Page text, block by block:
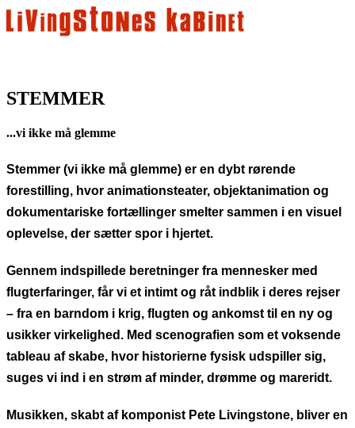
STEMMER
...vi ikke må glemme
Stemmer (vi ikke må glemme) er en dybt rørende
forestilling, hvor animationsteater, objektanimation og
dokumentariske fortællinger smelter sammen i en visuel
oplevelse, der sætter spor i hjertet.
Gennem indspillede beretninger fra mennesker med
flugterfaringer, får vi et intimt og råt indblik i deres rejser
– fra en barndom i krig, flugten og ankomst til en ny og
usikker virkelighed. Med scenografien som et voksende
tableau af skabe, hvor historierne fysisk udspiller sig,
suges vi ind i en strøm af minder, drømme og mareridt.
Musikken, skabt af komponist Pete Livingstone, bliver en